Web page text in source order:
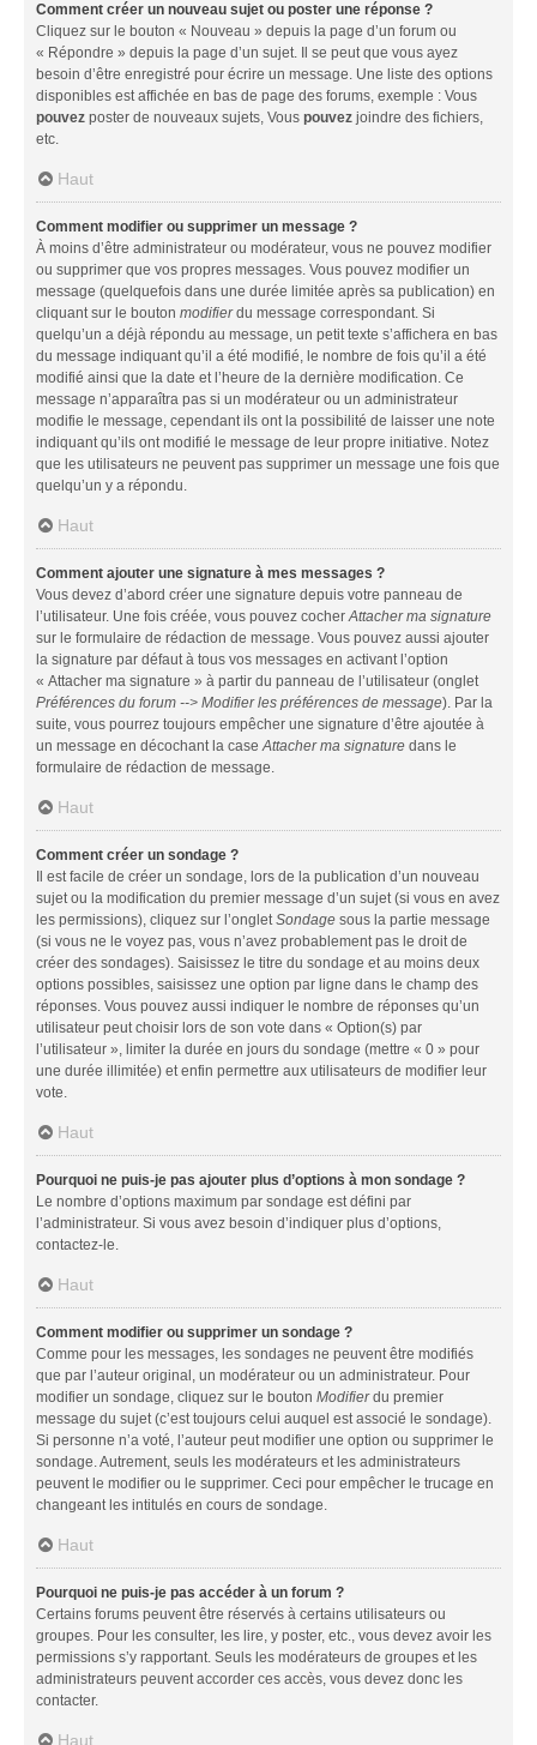
Comment créer un nouveau sujet ou poster une réponse ?
Cliquez sur le bouton « Nouveau » depuis la page d’un forum ou
« Répondre » depuis la page d’un sujet. Il se peut que vous ayez
besoin d’être enregistré pour écrire un message. Une liste des options
disponibles est affichée en bas de page des forums, exemple : Vous
pouvez poster de nouveaux sujets, Vous pouvez joindre des fichiers,
etc.
Haut
Comment modifier ou supprimer un message ?
À moins d’être administrateur ou modérateur, vous ne pouvez modifier
ou supprimer que vos propres messages. Vous pouvez modifier un
message (quelquefois dans une durée limitée après sa publication) en
cliquant sur le bouton modifierdu message correspondant. Si
quelqu’un a déjà répondu au message, un petit texte s’affichera en bas
du message indiquant qu’il a été modifié, le nombre de fois qu’il a été
modifié ainsi que la date et l’heure de la dernière modification. Ce
message n’apparaîtra pas si un modérateur ou un administrateur
modifie le message, cependant ils ont la possibilité de laisser une note
indiquant qu’ils ont modifié le message de leur propre initiative. Notez
que les utilisateurs ne peuvent pas supprimer un message une fois que
quelqu’un y a répondu.
Haut
Comment ajouter une signature à mes messages ?
Vous devez d’abord créer une signature depuis votre panneau de
l’utilisateur. Une fois créée, vous pouvez cocherAttacher ma signature
sur le formulaire de rédaction de message. Vous pouvez aussi ajouter
la signature par défaut à tous vos messages en activant l’option
« Attacher ma signature » à partir du panneau de l’utilisateur (onglet
Préférences du forum --> Modifier les préférences de message). Par la
suite, vous pourrez toujours empêcher une signature d’être ajoutée à
un message en décochant la caseAttacher ma signature dans le
formulaire de rédaction de message.
Haut
Comment créer un sondage ?
Il est facile de créer un sondage, lors de la publication d’un nouveau
sujet ou la modification du premier message d’un sujet (si vous en avez
les permissions), cliquez sur l’ongletSondage sous la partie message
(si vous ne le voyez pas, vous n’avez probablement pas le droit de
créer des sondages). Saisissez le titre du sondage et au moins deux
options possibles, saisissez une option par ligne dans le champ des
réponses. Vous pouvez aussi indiquer le nombre de réponses qu’un
utilisateur peut choisir lors de son vote dans « Option(s) par
l’utilisateur », limiter la durée en jours du sondage (mettre « 0 » pour
une durée illimitée) et enfin permettre aux utilisateurs de modifier leur
vote.
Haut
Pourquoi ne puis-je pas ajouter plus d’options à mon sondage ?
Le nombre d’options maximum par sondage est défini par
l’administrateur. Si vous avez besoin d’indiquer plus d’options,
contactez-le.
Haut
Comment modifier ou supprimer un sondage ?
Comme pour les messages, les sondages ne peuvent être modifiés
que par l’auteur original, un modérateur ou un administrateur. Pour
modifier un sondage, cliquez sur le bouton Modifierdu premier
message du sujet (c’est toujours celui auquel est associé le sondage).
Si personne n’a voté, l’auteur peut modifier une option ou supprimer le
sondage. Autrement, seuls les modérateurs et les administrateurs
peuvent le modifier ou le supprimer. Ceci pour empêcher le trucage en
changeant les intitulés en cours de sondage.
Haut
Pourquoi ne puis-je pas accéder à un forum ?
Certains forums peuvent être réservés à certains utilisateurs ou
groupes. Pour les consulter, les lire, y poster, etc., vous devez avoir les
permissions s’y rapportant. Seuls les modérateurs de groupes et les
administrateurs peuvent accorder ces accès, vous devez donc les
contacter.
Haut